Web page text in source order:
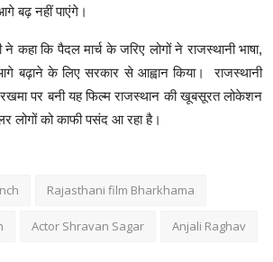
बढ़ नहीं पाएंगे।
ने कहा कि पैदल मार्च के जरिए लोगों ने राजस्थानी भाषा,
बढ़ाने के लिए सरकार से आह्वान किया। राजस्थानी
पर बनी यह फिल्म राजस्थान की खूबसूरत लोकेशन
लोगों को काफी पसंद आ रहा है।
Rajasthani film Bharkhama
Actor Shravan Sagar Anjali Raghav